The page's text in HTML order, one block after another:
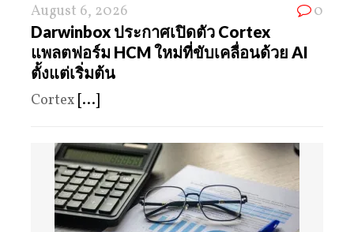
August 6, 2026 0
Darwinbox ประกาศเปิดตัว Cortex
แพลตฟอร์ม HCM ใหม่ที่ขับเคลื่อนด้วย AI
ตั้งแต่เริ่มต้น
Cortex [...]